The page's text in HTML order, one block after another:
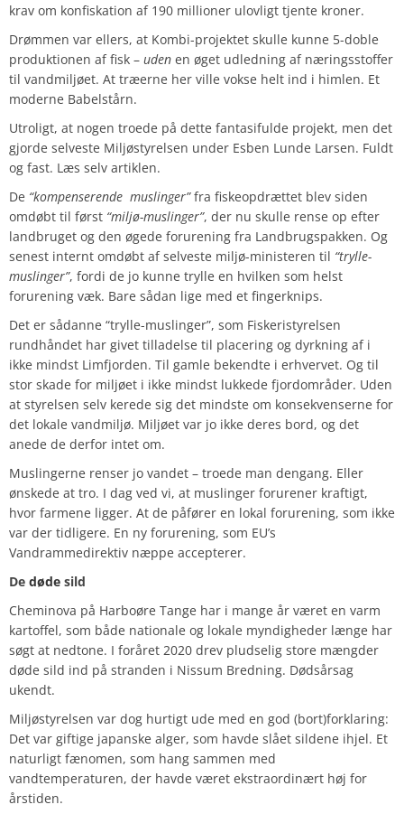
krav om konfiskation af 190 millioner ulovligt tjente kroner.
Drømmen var ellers, at Kombi-projektet skulle kunne 5-doble
produktionen af fisk – uden en øget udledning af næringsstoffer
til vandmiljøet. At træerne her ville vokse helt ind i himlen. Et
moderne Babelstårn.
Utroligt, at nogen troede på dette fantasifulde projekt, men det
gjorde selveste Miljøstyrelsen under Esben Lunde Larsen. Fuldt
og fast. Læs selv artiklen.
De “kompenserende muslinger”fra fiskeopdrættet blev siden
omdøbt til først “miljø-muslinger”, der nu skulle rense op efter
landbruget og den øgede forurening fra Landbrugspakken. Og
senest internt omdøbt af selveste miljø-ministeren til “trylle-
muslinger”, fordi de jo kunne trylle en hvilken som helst
forurening væk. Bare sådan lige med et fingerknips.
Det er sådanne “trylle-muslinger”, som Fiskeristyrelsen
rundhåndet har givet tilladelse til placering og dyrkning af i
ikke mindst Limfjorden. Til gamle bekendte i erhvervet. Og til
stor skade for miljøet i ikke mindst lukkede fjordområder. Uden
at styrelsen selv kerede sig det mindste om konsekvenserne for
det lokale vandmiljø. Miljøet var jo ikke deres bord, og det
anede de derfor intet om.
Muslingerne renser jo vandet – troede man dengang. Eller
ønskede at tro. I dag ved vi, at muslinger forurener kraftigt,
hvor farmene ligger. At de påfører en lokal forurening, som ikke
var der tidligere. En ny forurening, som EU’s
Vandrammedirektiv næppe accepterer.
De døde sild
Cheminova på Harboøre Tange har i mange år været en varm
kartoffel, som både nationale og lokale myndigheder længe har
søgt at nedtone. I foråret 2020 drev pludselig store mængder
døde sild ind på stranden i Nissum Bredning. Dødsårsag
ukendt.
Miljøstyrelsen var dog hurtigt ude med en god (bort)forklaring:
Det var giftige japanske alger, som havde slået sildene ihjel. Et
naturligt fænomen, som hang sammen med
vandtemperaturen, der havde været ekstraordinært høj for
årstiden.